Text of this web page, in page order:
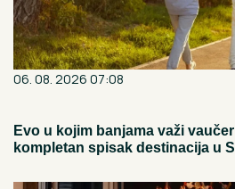
06. 08. 2026 07:08
Evo u kojim banjama važi
kompletan spisak destinacija u